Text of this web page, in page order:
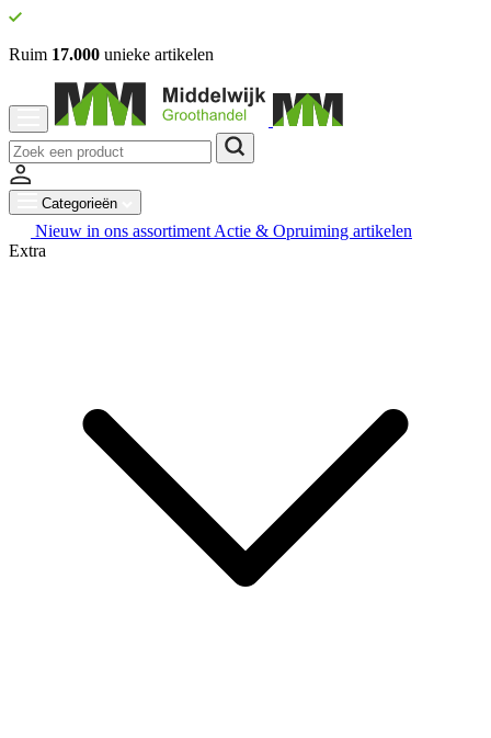
Ruim 17.000 unieke artikelen
Categorieën
Nieuw in ons assortiment Actie & Opruiming artikelen
Extra